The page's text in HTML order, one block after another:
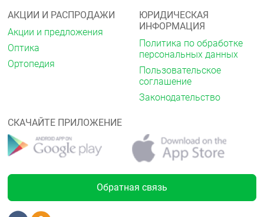
АКЦИИ И РАСПРОДАЖИ
Акции и предложения
Оптика
Ортопедия
ЮРИДИЧЕСКАЯ
ИНФОРМАЦИЯ
Политика по обработке
персональных данных
Пользовательское
соглашение
Законодательство
СКАЧАЙТЕ ПРИЛОЖЕНИЕ
Обратная связь